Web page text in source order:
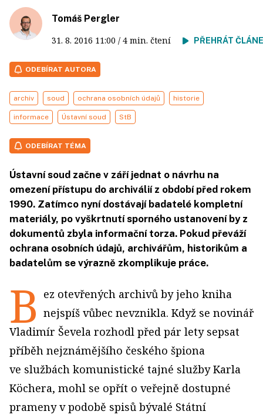
Tomáš Pergler
31. 8. 2016 11:00 / 4 min. čtení PŘEHRÁT
ODEBÍRAT AUTORA
archiv soud ochrana osobních údajů historie
informace Ústavní soud StB
ODEBÍRAT TÉMA
Ústavní soud začne v září jednat o návrhu na
omezení přístupu do archiválií z období před rokem
1990. Zatímco nyní dostávají badatelé kompletní
materiály, po vyškrtnutí sporného ustanovení by z
dokumentů zbyla informační torza. Pokud převáží
ochrana osobních údajů, archivářům, historikům a
badatelům se výrazně zkomplikuje práce.
B ez otevřených archivů by jeho kniha
nejspíš vůbec nevznikla. Když se novinář
Vladimír Ševela rozhodl před pár lety sepsat
příběh nejznámějšího českého špiona
ve službách komunistické tajné služby Karla
Köchera, mohl se opřít o veřejně dostupné
prameny v podobě spisů bývalé Státní